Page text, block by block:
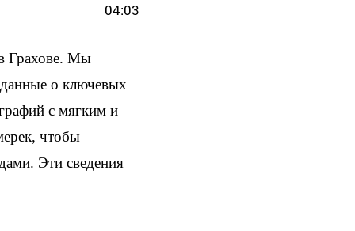
04:03
Грахове. Мы
данные о ключевых
с мягким и
чтобы
Эти сведения